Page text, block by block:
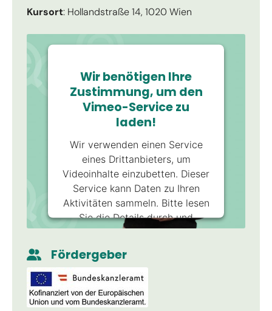
Kursort: Hollandstraße 14, 1020 Wien
Wir benötigen Ihre
Zustimmung, um den
Vimeo-Service zu
laden!
Wir verwenden einen Service
eines Drittanbieters, um
Videoinhalte einzubetten. Dieser
Service kann Daten zu Ihren
Aktivitäten sammeln. Bitte lesen
Sie die Details durch und
stimmen Sie der Nutzung des
anzusehen.
Mehr Informationen
Fördergeber